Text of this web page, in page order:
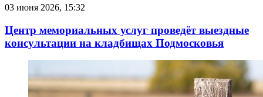
03 июня 2026, 15:32
Центр мемориальных услуг проведёт выездные
консультации на кладбищах Подмосковья